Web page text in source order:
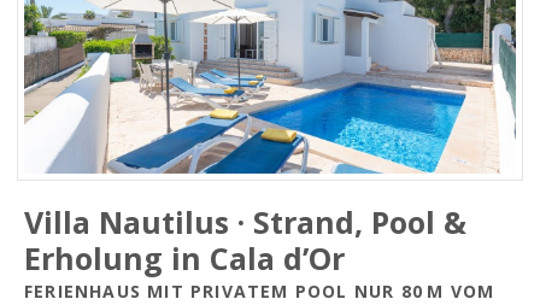
Villa Nautilus · Strand, Pool &
Erholung in Cala d’Or
FERIENHAUS MIT PRIVATEM POOL NUR 80 M VOM